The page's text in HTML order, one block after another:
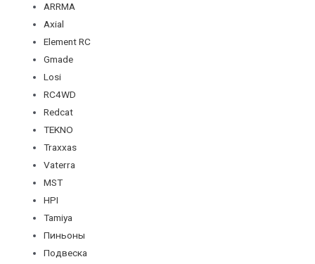
ARRMA
Axial
Element RC
Gmade
Losi
RC4WD
Redcat
TEKNO
Traxxas
Vaterra
MST
HPI
Tamiya
Пиньоны
Подвеска